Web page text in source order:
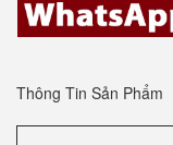
Thông Tin Sản Phẩm